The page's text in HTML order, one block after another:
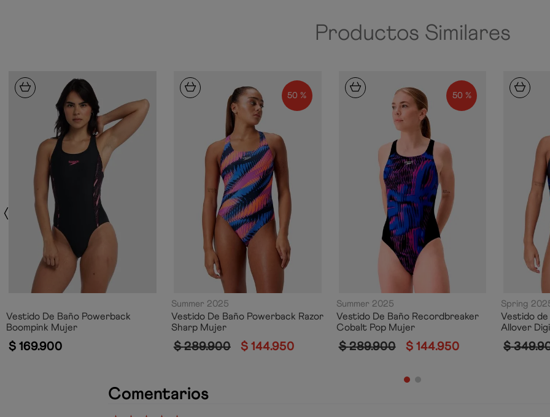
Productos Similares
Vestido De Baño Powerback
Boompink Mujer
$ 169.900
50 %
Summer 2025
Vestido De Baño Powerback Razor
Sharp Mujer
$ 289.900 $ 144.950
50 %
Summer 2025
Vestido De Baño Recordbreaker
Cobalt Pop Mujer
$ 289.900 $ 144.950
Spring
Vestido
Allover
$ 349.
Comentarios